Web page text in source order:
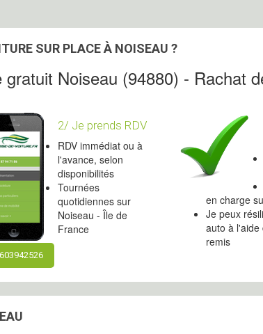
SUR PLACE À NOISEAU ?
Noiseau (94880) - Rachat
2/ Je prends RDV
RDV immédiat ou à
l'avance, selon
disponibilités
Tournées
quotidiennes sur
Noiseau - Île de
France
en charge
Je peux
auto à l'aide
remis